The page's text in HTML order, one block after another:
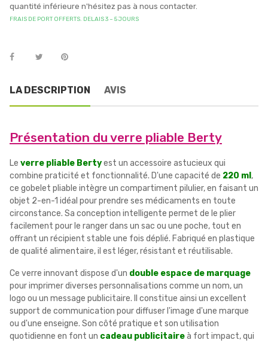
quantité inférieure n'hésitez pas à nous contacter.
FRAIS DE PORT OFFERTS. DELAIS 3 – 5 JOURS
LA DESCRIPTION AVIS
Présentation du verre pliable Berty
Le verre pliable Bertyest un accessoire astucieux qui
combine praticité et fonctionnalité. D'une capacité de 220 ml ,
ce gobelet pliable intègre un compartiment pilulier, en faisant un
objet 2-en-1 idéal pour prendre ses médicaments en toute
circonstance. Sa conception intelligente permet de le plier
facilement pour le ranger dans un sac ou une poche, tout en
offrant un récipient stable une fois déplié. Fabriqué en plastique
de qualité alimentaire, il est léger, résistant et réutilisable.
Ce verre innovant dispose d'un double espace de marquage
pour imprimer diverses personnalisations comme un nom, un
logo ou un message publicitaire. Il constitue ainsi un excellent
support de communication pour diffuser l'image d'une marque
ou d'une enseigne. Son côté pratique et son utilisation
quotidienne en font un cadeau publicitaireà fort impact, qui